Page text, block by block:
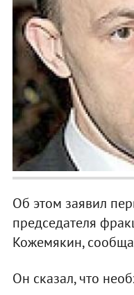
Об этом заявил
председателя
Кожемякин,
Он сказал, что